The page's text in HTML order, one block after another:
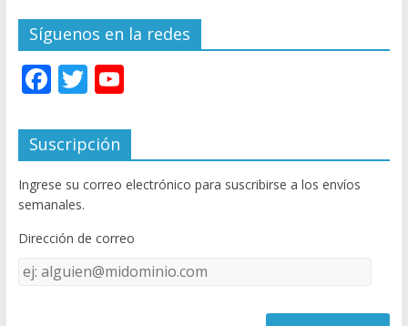
Síguenos en la redes
F
e
b
o
o
k
T
itt
er
Y
u
T
u
e
C
Suscripción
Ingrese su correo electrónico para suscribirse a los envíos
semanales.
Dirección de correo
Dirección